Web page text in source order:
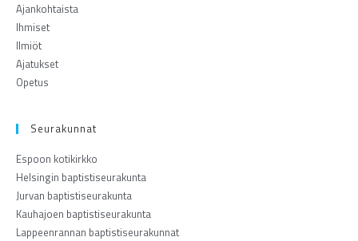
Ajankohtaista
Ihmiset
Ilmiöt
Ajatukset
Opetus
Seurakunnat
Espoon kotikirkko
Helsingin baptistiseurakunta
Jurvan baptistiseurakunta
Kauhajoen baptistiseurakunta
Lappeenrannan baptistiseurakunnat